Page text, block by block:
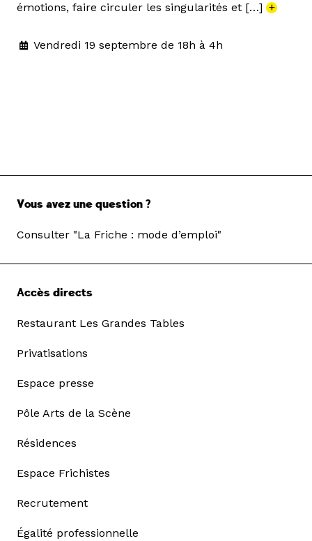
émotions, faire circuler les singularités et […] +
Vendredi 19 septembre de 18h à 4h
Vous avez une question ?
Consulter "La Friche : mode d’emploi"
Accès directs
Restaurant Les Grandes Tables
Privatisations
Espace presse
Pôle Arts de la Scène
Résidences
Espace Frichistes
Recrutement
Égalité professionnelle